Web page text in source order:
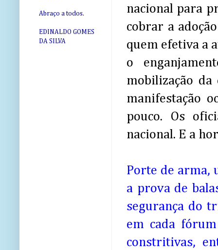
nacional para
cobrar a
quem efetiva a
o
mobilização da
manifestação
pouco. Os
nacional. E a
Porte de arma,
a prova de
segurança do
em cada
constritivas,
Abraço a todos.
EDINALDO GOMES
DA SILVA